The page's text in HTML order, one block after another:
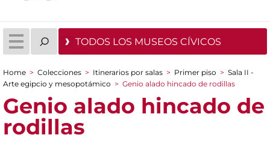
TODOS LOS MUSEOS CÍVICOS
You are here
Home > Colecciones > Itinerarios por salas > Primer piso > Sala II -
Arte egipcio y mesopotámico > Genio alado hincado de rodillas
Genio alado hincado de
rodillas